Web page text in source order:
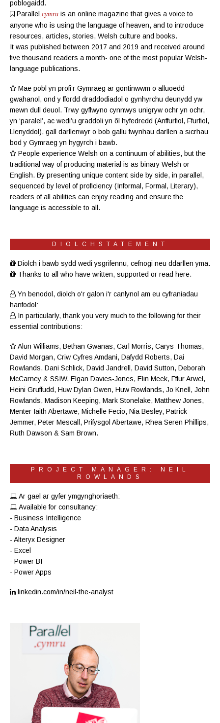
poblogaidd.
Parallel .cymru is an online magazine that gives a voice to
anyone who is using the language of heaven, and to introduce
resources, articles, stories, Welsh culture and books.
It was published between 2017 and 2019 and received around
five thousand readers a month- one of the most popular Welsh-
language publications.
Mae pobl yn profi’r Gymraeg ar gontinwwm o alluoedd
gwahanol, ond y ffordd draddodiadol o gynhyrchu deunydd yw
mewn dull deuol. Trwy gyflwyno cynnwys unigryw ochr yn ochr,
yn ‘paralel’, ac wedi’u graddoli yn ôl hyfedredd (Anffurfiol , Ffurfiol ,
Llenyddol ), gall darllenwyr o bob gallu fwynhau darllen a sicrhau
bod y Gymraeg yn hygyrch i bawb.
People experience Welsh on a continuum of abilities, but the
traditional way of producing material is as binary Welsh or
English. By presenting unique content side by side, in parallel,
sequenced by level of proficiency (Informal , Formal , Literary),
readers of all abilities can enjoy reading and ensure the
language is accessible to all.
DIOLCHSTATEMENT
Diolch i bawb sydd wedi ysgrifennu, cefnogi neu ddarllen yma.
Thanks to all who have written, supported or read here.
Yn benodol, diolch o'r galon i'r canlynol am eu cyfraniadau
hanfodol:
In particularly, thank you very much to the following for their
essential contributions:
Alun Williams, Bethan Gwanas, Carl Morris, Carys Thomas,
David Morgan, Criw Cyfres Amdani, Dafydd Roberts, Dai
Rowlands, Dani Schlick, David Jandrell , David Sutton, Deborah
McCarney & SSIW, Elgan Davies-Jones, Elin Meek, Fflur Arwel,
Heini Gruffudd, Huw Dylan Owen, Huw Rowlands, Jo Knell , John
Rowlands, Madison Keeping, Mark Stonelake, Matthew Jones,
Menter Iaith Abertawe, Michelle Fecio, Nia Besley, Patrick
Jemmer, Peter Mescall , Prifysgol Abertawe, Rhea Seren Phillips,
Ruth Dawson & Sam Brown.
PROJECT MANAGER: NEIL
ROWLANDS
Ar gael ar gyfer ymgynghoriaeth:
Available for consultancy:
- Business Intelligence
- Data Analysis
- Alteryx Designer
- Excel
- Power BI
- Power Apps
linkedin.com/in/neil-the-analyst